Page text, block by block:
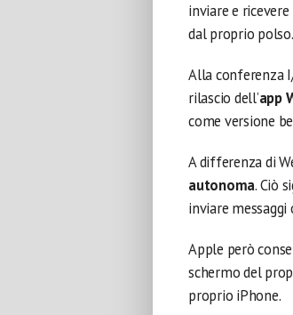
inviare e
dal proprio polso.
Alla conferenza
rilascio dell’app
come versione
A differenza di
autonoma. Ciò
inviare
Apple però
schermo del
proprio iPhone.